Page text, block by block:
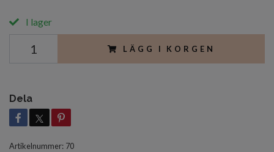
I lager
LÄGG I KORGEN
Dela
Artikelnummer: 70